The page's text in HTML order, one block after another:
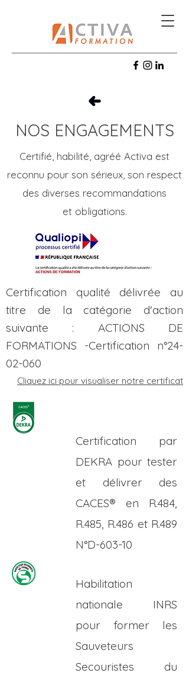
NOS ENGAGEMENTS
Certifié, habilité, agréé Activa est
reconnu pour son sérieux, son respect
des diverses recommandations
et obligations.
Certification qualité délivrée au
titre de la catégorie d'action
suivante : ACTIONS DE
FORMATIONS -Certification n°24-
02-060
Cliquez ici pour visualiser notre certificat
Certification par
DEKRA pour tester
et délivrer des
CACES® en R.484,
R.485, R.486 et R.489
N°D-603-10
Habilitation
nationale INRS
pour former les
Sauveteurs
Secouristes du